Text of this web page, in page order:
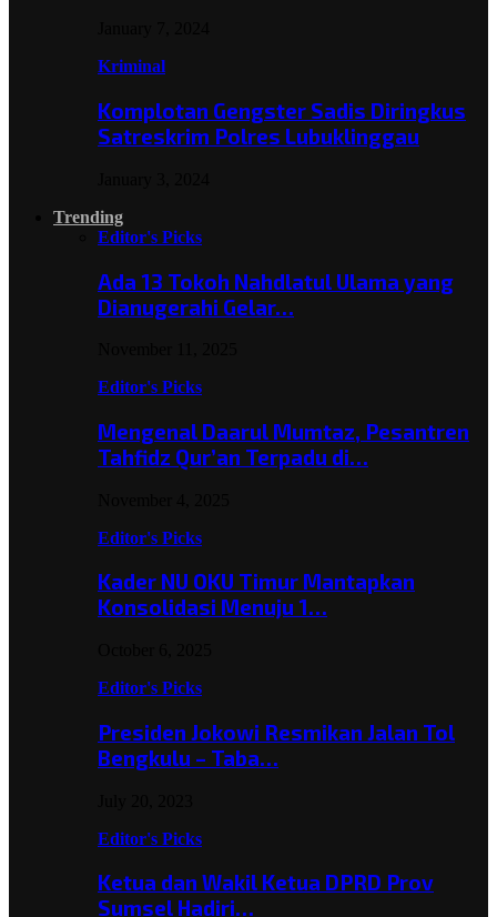
Kriminal
Komplotan Gengster Sadis Diringkus
Satreskrim Polres Lubuklinggau
Trending
Editor's Picks
Ada 13 Tokoh Nahdlatul Ulama yang
Dianugerahi Gelar…
Editor's Picks
Mengenal Daarul Mumtaz, Pesantren
Tahfidz Qur’an Terpadu di…
Editor's Picks
Kader NU OKU Timur Mantapkan
Konsolidasi Menuju 1…
Editor's Picks
Presiden Jokowi Resmikan Jalan Tol
Bengkulu – Taba…
Editor's Picks
Ketua dan Wakil Ketua DPRD Prov
Sumsel Hadiri…